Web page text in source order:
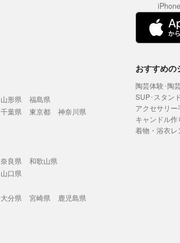
山形県
福島県
千葉県 東京都
神奈川県
奈良県
和歌山県
山口県
大分県 宮崎県
鹿児島県
おすすめの
陶芸体験･陶
SUP･スタン
アクセサリ
キャンドル作
着物・浴衣レ